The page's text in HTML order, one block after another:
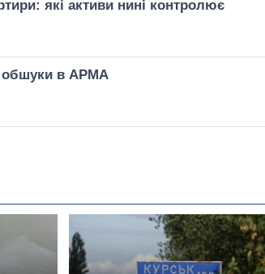
які активи нині контролює
обшуки в АРМА